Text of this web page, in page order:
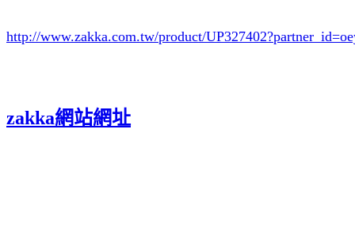
http://www.zakka.com.tw/product/UP327402
zakka網站網址